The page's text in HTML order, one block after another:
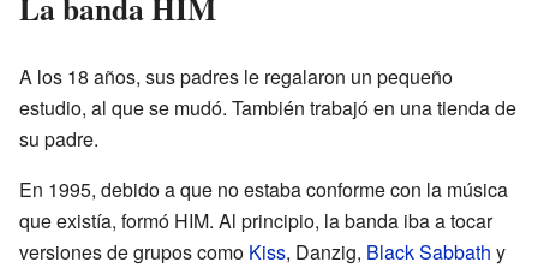
A los 18 años, sus padres le regalaron un pequeño
estudio, al que se mudó. También trabajó en una tienda de
su padre.
En 1995, debido a que no estaba conforme con la música
que existía, formó HIM. Al principio, la banda iba a tocar
versiones de grupos como Kiss, Danzig, Black Sabbath y